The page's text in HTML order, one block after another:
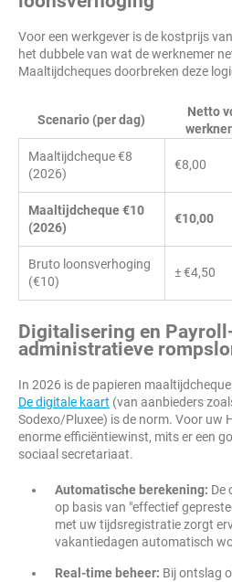
Voor een werkgever is de kostprijs
het dubbele van wat de werknemer
Maaltijdcheques doorbreken deze
Scenario (per dag)
Netto
Maaltijdcheque €8
(2026)
€8,00
Maaltijdcheque €10
(2026)
€10,00
Bruto loonsverhoging
(€10)
± €4,50
Digitalisering en
administratieve
In 2026 is de papieren
De digitale kaart (van aanbieders
Sodexo/Pluxee) is de norm. Voor uw
enorme efficiëntiewinst, mits er een
sociaal secretariaat.
Automatische berekening: De
op basis van "effectief
met uw tijdsregistratie zorgt
vakantiedagen automatisch
Real-time beheer: Bij ontslag